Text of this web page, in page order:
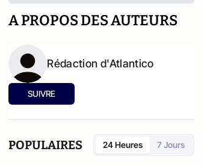
A PROPOS DES AUTEURS
Rédaction d'Atlantico
SUIVRE
POPULAIRES 24 Heures 7 Jours